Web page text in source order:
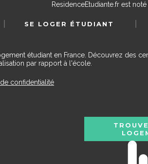
ResidenceEtudiante.frest noté
SE LOGER ÉTUDIANT
étudiant en France. Découvrez des
par rapport à l'école.
confidentialité